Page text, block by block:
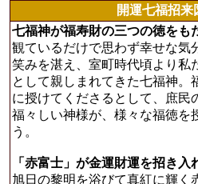
開運七福招来
七福神が福寿財の三つの徳をも
観ているだけで思わず幸せな気
笑みを湛え、室町時代頃より私
として親しまれてきた七福神。
に授けてくださるとして、庶民
福々しい神様が、様々な福徳を
う。
「赤富士」が金運財運を招き入
旭日の黎明を浴びて真紅に輝く